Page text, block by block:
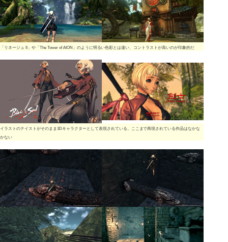
「リネージュ II」や「The Tower of AION」のように明るい色彩とは違い、コントラストが高いのが印象的だ
イラストのテイストがそのまま3Dキャラクターとして表現されている。ここまで再現されている作品はなかな
かない